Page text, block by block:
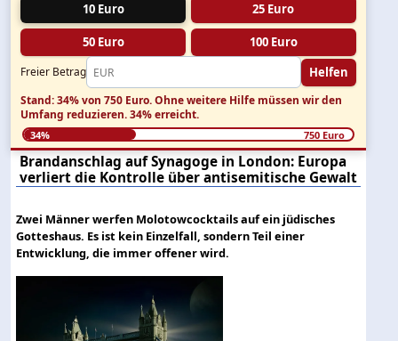
10 Euro
25 Euro
50 Euro 100 Euro
Freier Betrag Helfen
Stand: 34% von 750 Euro.Ohne weitere Hilfe müssen wir den
Umfang reduzieren.34% erreicht.
34% 750 Euro
Brandanschlag auf Synagoge in London: Europa
verliert die Kontrolle über antisemitische Gewalt
Zwei Männer werfen Molotowcocktails auf ein jüdisches
Gotteshaus. Es ist kein Einzelfall, sondern Teil einer
Entwicklung, die immer offener wird.